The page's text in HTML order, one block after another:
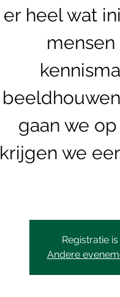
er heel wat
gaan we
krijgen we
Registratie
Andere